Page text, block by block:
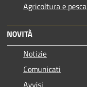
Agricoltura e pesca
NOVITÀ
Notizie
Comunicati